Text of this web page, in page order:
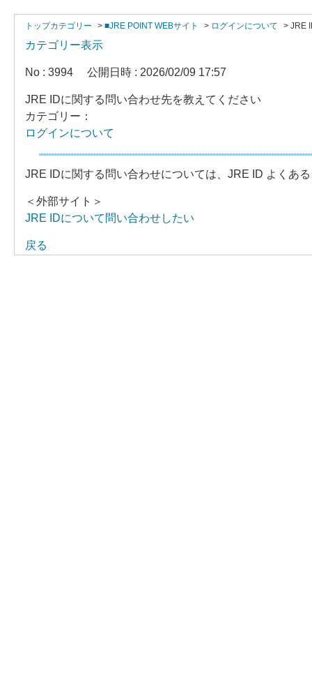
トップカテゴリー > ■JRE POINT WEBサイト > ログインについて > JRE
カテゴリー表示
No : 3994 公開日時 : 2026/02/09 17:57
JRE IDに関する問い合わせ先を教えてください
カテゴリー：
ログインについて
JRE IDに関する問い合わせについては、JRE ID よくあ
＜外部サイト＞
JRE IDについて問い合わせしたい
戻る